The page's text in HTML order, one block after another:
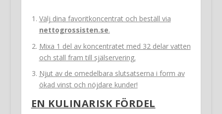
Välj dina favoritkoncentrat och beställ via
nettogrossisten.se.
Mixa 1 del av koncentratet med 32 delar vatten
och ställ fram till själservering.
Njut av de omedelbara slutsatserna i form av
ökad vinst och nöjdare kunder!
EN KULINARISK FÖRDEL